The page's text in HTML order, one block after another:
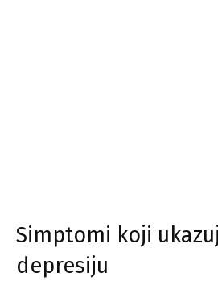
Simptomi koji
depresiju